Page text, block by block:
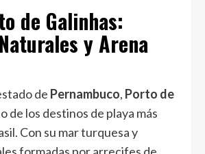
de Galinhas:
y Arena
de Pernambuco, Porto de
de los destinos de playa más
Con su mar turquesa y